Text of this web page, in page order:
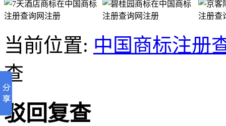
当前位置: 中国商标注册
查
驳回复查